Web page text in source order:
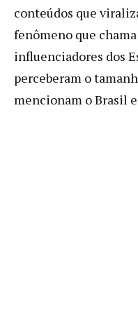
conteúdos que
fenômeno que
influenciadores dos
perceberam o
mencionam o Brasil